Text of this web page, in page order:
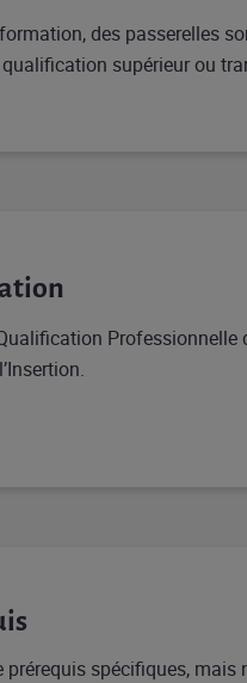
des passerelles
supérieur ou
prérequis spécifiques, mais